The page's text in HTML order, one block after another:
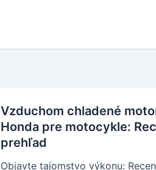
Vzduchom chladené
Honda pre motocykle:
prehľad
Objavte tajomstvo výkonu: